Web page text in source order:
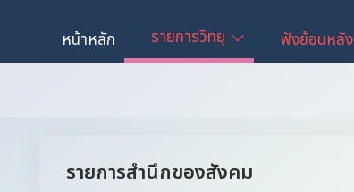
หน้าหลัก รายการวิทยุ ฟังย้อนหลัง
รายการสำนึกของสังคม